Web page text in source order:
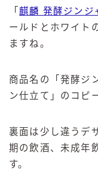
「 麒麟 発酵ジンジ
ールドとホワイト
ますね。
商品名の「発酵ジ
ン仕立て」のコピ
裏面は少し違うデ
期の飲酒、未成年
す。